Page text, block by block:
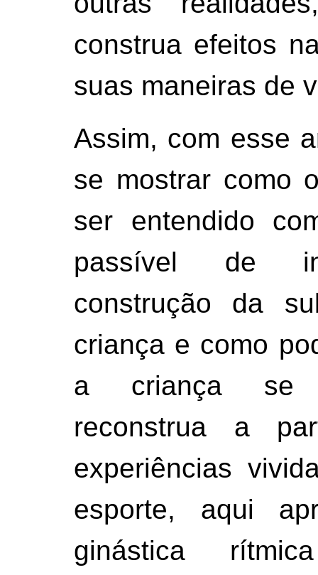
construa efeitos
suas maneiras de
Assim, com esse
se mostrar como
ser entendido
passível de
construção da
criança e como
a criança se
reconstrua a
experiências
esporte, aqui
ginástica